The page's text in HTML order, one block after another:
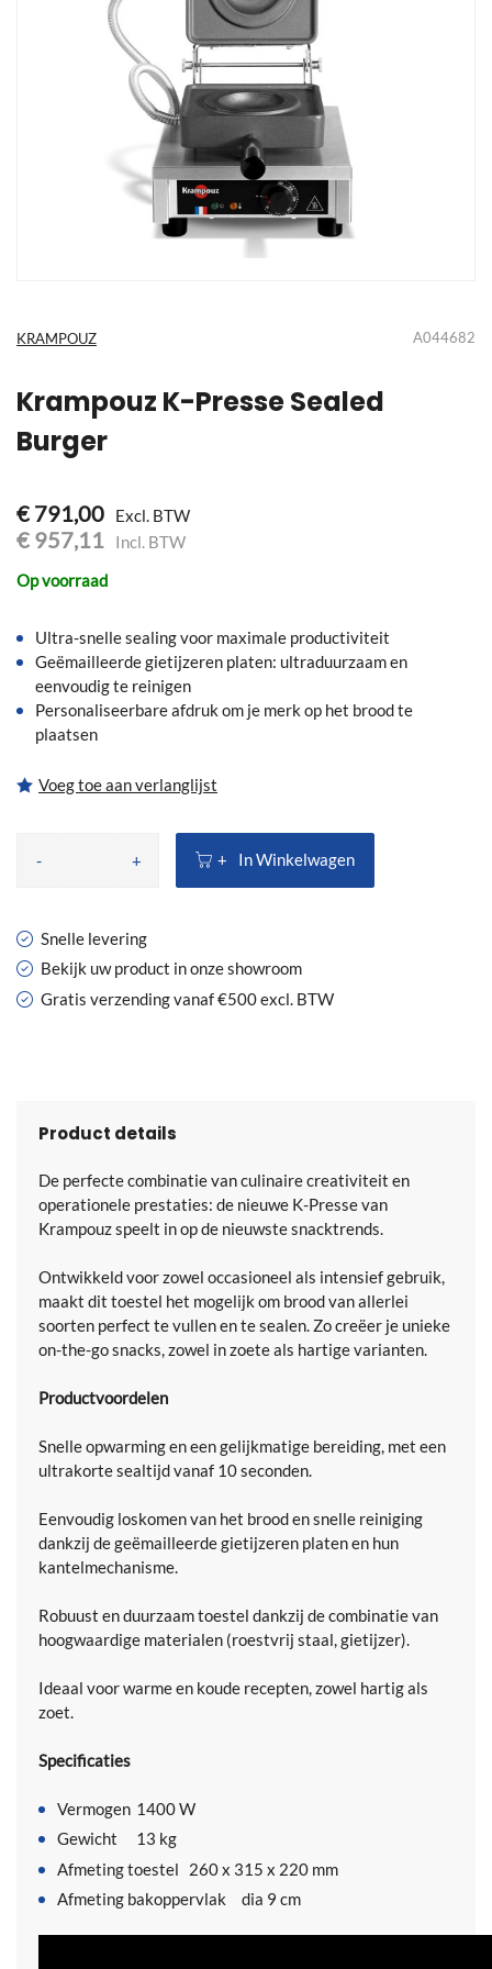
KRAMPOUZ A044682
Krampouz K-Presse Sealed
Burger
€ 957,11
€ 791,00
Op voorraad
Ultra-snelle sealing voor maximale productiviteit
Geëmailleerde gietijzeren platen: ultraduurzaam en
eenvoudig te reinigen
Personaliseerbare afdruk om je merk op het brood te
plaatsen
Voeg toe aan verlanglijst
- + In Winkelwagen
Snelle levering
Bekijk uw product in onze showroom
Gratis verzending vanaf €500 excl. BTW
begin
afbeeldingen-
gallerij
Product details
De perfecte combinatie van culinaire creativiteit en
operationele prestaties: de nieuwe K-Presse van
Krampouz speelt in op de nieuwste snacktrends.
Ontwikkeld voor zowel occasioneel als intensief gebruik,
maakt dit toestel het mogelijk om brood van allerlei
soorten perfect te vullen en te sealen. Zo creëer je unieke
on-the-go snacks, zowel in zoete als hartige varianten.
Productvoordelen
Snelle opwarming en een gelijkmatige bereiding, met een
ultrakorte sealtijd vanaf 10 seconden.
Eenvoudig loskomen van het brood en snelle reiniging
dankzij de geëmailleerde gietijzeren platen en hun
kantelmechanisme.
Robuust en duurzaam toestel dankzij de combinatie van
hoogwaardige materialen (roestvrij staal, gietijzer).
Ideaal voor warme en koude recepten, zowel hartig als
zoet.
Specificaties
Vermogen 1400 W
Gewicht
13 kg
Afmeting toestel
260 x 315 x 220 mm
Afmeting bakoppervlak
dia 9 cm